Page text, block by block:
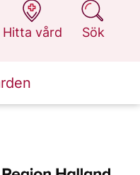
Hitta vård
på 1177.se
Sök
på 1177.se